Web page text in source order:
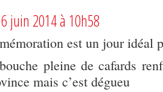
6 juin 2014 à 10h58
est un jour idéal
pleine de cafards
mais c’est dégueu